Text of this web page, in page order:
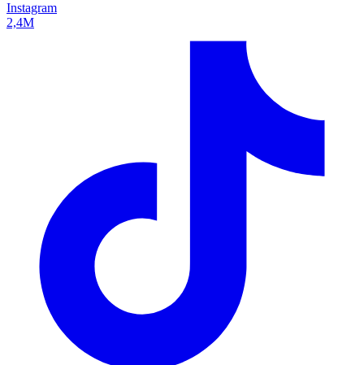
Instagram
2,4M